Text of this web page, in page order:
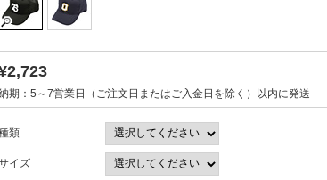
期：5～7営業日（ご注文日またはご入金日を除く）以内に発送
類
イズ